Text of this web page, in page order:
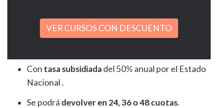
VER CURSOS CON DESCUENTO
Con tasa subsidiadadel 50% anual por el Estado
Nacional .
Se podrá devolver en 24, 36 o 48 cuotas.